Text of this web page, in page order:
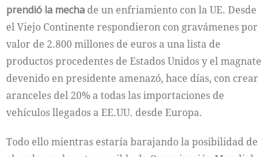
prendió la mecha de un enfriamiento con la UE. Desde
el Viejo Continente respondieron con gravámenes por
valor de 2.800 millones de euros a una lista de
productos procedentes de Estados Unidos y el magnate
devenido en presidente amenazó, hace días, con crear
aranceles del 20% a todas las importaciones de
vehículos llegados a EE.UU. desde Europa.
Todo ello mientras estaría barajando la posibilidad de